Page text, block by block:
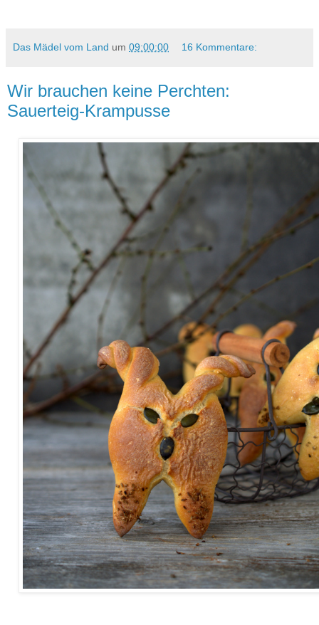
Das Mädel vom Land um 09:00:00 16 Kommentare:
Wir brauchen keine Perchten:
Sauerteig-Krampusse